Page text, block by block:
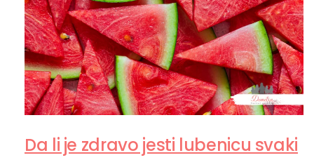
Da li je zdravo jesti lubenicu svaki